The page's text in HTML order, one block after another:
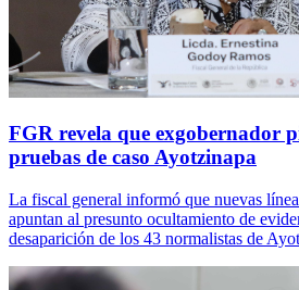
FGR revela que exgobernador
pruebas de caso Ayotzinapa
La fiscal general informó que nuevas
apuntan al presunto ocultamiento de
desaparición de los 43 normalistas de